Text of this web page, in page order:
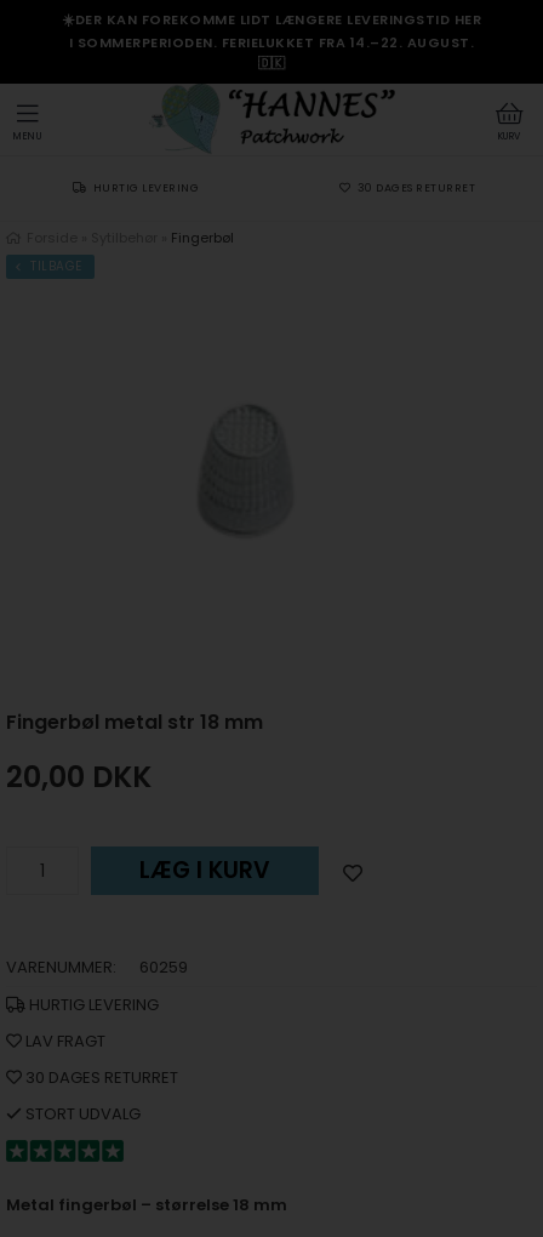
☀️DER KAN FOREKOMME LIDT LÆNGERE LEVERINGSTID HER
I SOMMERPERIODEN. FERIELUKKET FRA 14.–22. AUGUST.
🇩🇰
KURV
MENU
HURTIG LEVERING 30 DAGES RETURRET
Fingerbøl
TILBAGE
Fingerbøl metal str 18 mm
20,00 DKK
LÆG I KURV
VARENUMMER:
60259
HURTIG LEVERING
LAV FRAGT
30 DAGES RETURRET
STORT UDVALG
Metal fingerbøl – størrelse 18 mm